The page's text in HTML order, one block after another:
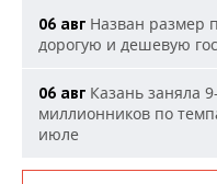
06 авг Назван размер
дорогую и дешевую
06 авг Казань заняла
миллионников по
июле